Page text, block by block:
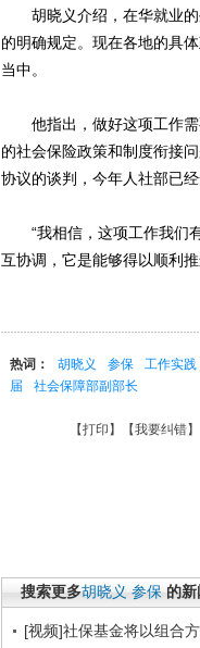
胡晓义介绍，在华就业的
的明确规定。现在各地的具
当中。
他指出，做好这项工作需
的社会保险政策和制度衔接
协议的谈判，今年人社部已
“我相信，这项工作我们有
互协调，它是能够得以顺利推
热词： 胡晓义 参保 工作实践
届
社会保障部副部长
【打印 】【我要纠错
搜索更多胡晓义 参保 的新
[视频]社保基金将以组合